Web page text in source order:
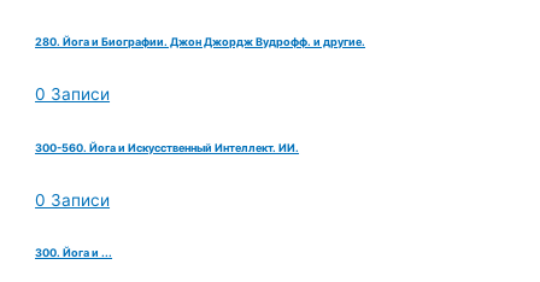
280. Йога и Биографии. Джон Джордж Вудрофф. и другие.
0 Записи
300-560. Йога и Искусственный Интеллект. ИИ.
0 Записи
300. Йога и ...